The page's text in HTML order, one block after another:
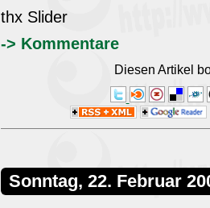
thx Slider
-> Kommentare
Diesen Artikel
Sonntag, 22. Februar